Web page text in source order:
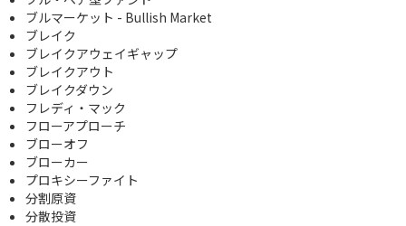
ブルマーケット - Bullish Market
ブレイク
ブレイクアウェイギャップ
ブレイクアウト
ブレイクダウン
フレディ・マック
フローアプローチ
ブローオフ
ブローカー
プロキシーファイト
分割原資
分散投資